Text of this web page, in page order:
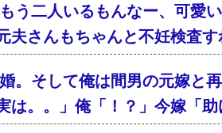
う二人いるもんなー、可愛
さんもちゃんと不妊検査す
。そして俺は間男の元嫁と
。」俺「！？」今嫁「助